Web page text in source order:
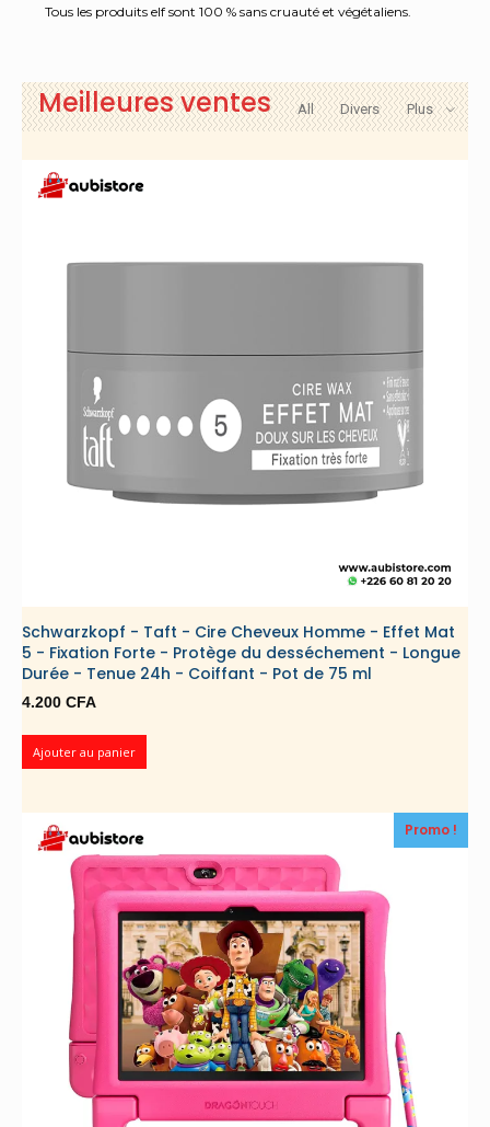
et
sans
cruauté,
petite
taille
Tous les produits elf sont 100 % sans cruauté et végétaliens.
Meilleures ventes All Divers Plus
Schwarzkopf - Taft - Cire Cheveux Homme - Effet Mat
5 - Fixation Forte - Protège du desséchement - Longue
Durée - Tenue 24h - Coiffant - Pot de 75 ml
4.200 CFA
Ajouter au panier
Promo !